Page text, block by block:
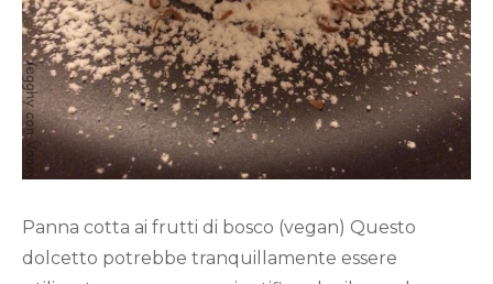
Panna cotta ai frutti di bosco (vegan) Questo
dolcetto potrebbe tranquillamente essere